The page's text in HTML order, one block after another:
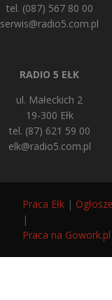
tel. (087) 567 80 00
serwis@radio5.com.pl
RADIO 5 EŁK
ul. Małeckich 2
19-300 Ełk
tel. (87) 621 59 00
elk@radio5.com.pl
Praca Ełk |
|
Praca na Gowork.pl